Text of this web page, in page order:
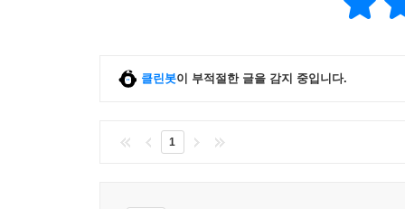
클린봇이 부적절한 글을 감지 중입니다.
1